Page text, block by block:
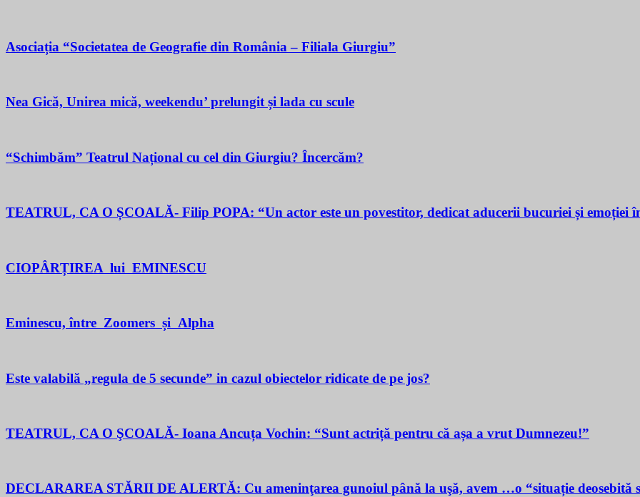
Asociația “Societatea de Geografie din România – Filiala Giurgiu”
Nea Gică, Unirea mică, weekendu’ prelungit și lada cu scule
“Schimbăm” Teatrul Național cu cel din Giurgiu? Încercăm?
TEATRUL, CA O ȘCOALĂ- Filip POPA: “Un actor este un povestitor, dedicat aducerii bucuriei și emoției
CIOPÂRȚIREA lui EMINESCU
Eminescu, între Zoomers și Alpha
Este valabilă „regula de 5 secunde” in cazul obiectelor ridicate de pe jos?
TEATRUL, CA O ŞCOALĂ- Ioana Ancuța Vochin: “Sunt actriță pentru că așa a vrut Dumnezeu!”
DECLARAREA STĂRII DE ALERTĂ: Cu ameninţarea gunoiul până la uşă, avem …o “situație deosebită